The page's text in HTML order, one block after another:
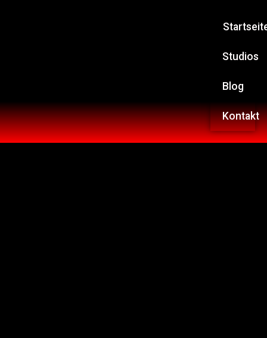
Studios
Blog
Kontakt